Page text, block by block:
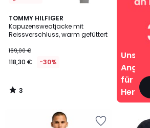
TOMMY HILFIGER
Kapuzensweatjacke mit
Reissverschluss, warm gefüttert
169,00 €
118,30 € -30%
3
/
5
3
/
Unsere
für
Herren